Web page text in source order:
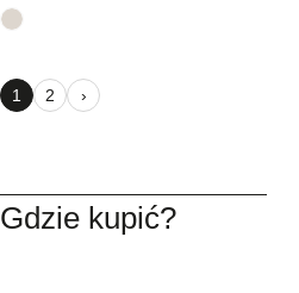
1 2 ›
Gdzie kupić?